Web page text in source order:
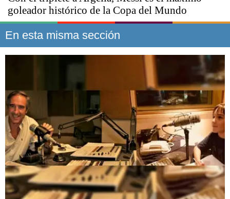
goleador histórico de la Copa del Mundo
En esta misma sección